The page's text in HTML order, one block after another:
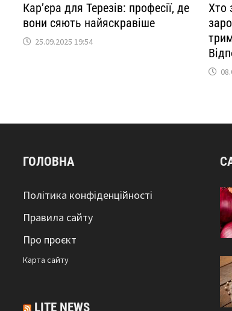
Кар’єра для Терезів: професії, де
вони сяють найяскравіше
25.09.2025 19:54
Хто
ГОЛОВНА
Політика конфіденційності
Правила сайту
Про проєкт
Карта сайтy
LITE NEWS